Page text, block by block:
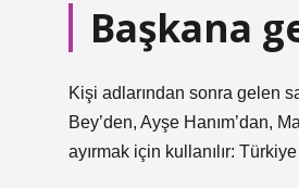
Başkana
Kişi adlarından sonra gelen
Bey’den, Ayşe Hanım’dan,
ayırmak için kullanılır: